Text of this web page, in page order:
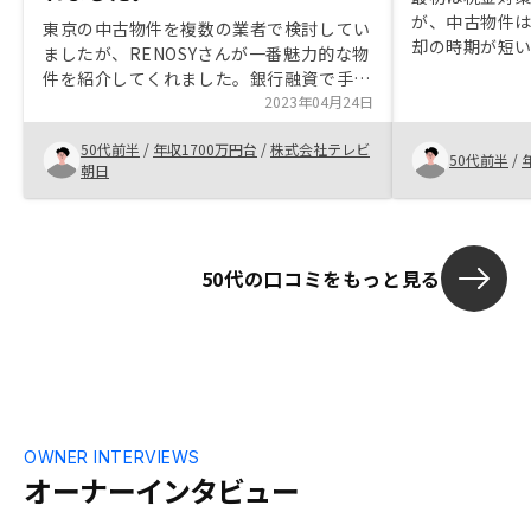
東京の中古物件を複数の業者で検討してい
ましたが、RENOSYさんが一番魅力的な物
件を紹介してくれました。銀行融資で手間
取りましたが、丁寧に対応していただき、
無事成約できました。担当の方のサポート
がよかったです。
2023年04月24日
50代前半 / 年収1700万円台 /株式会社テレビ
朝日
が、中古物件
却の時期が短
には用いれな
明を聞いた後
て、または老
はいいかなと
が得られるな
だ、購入に際
かかり、その
50代前半 /
50代の口コミをもっと見る
オーナーインタビュー
OWNER INTERVIEWS